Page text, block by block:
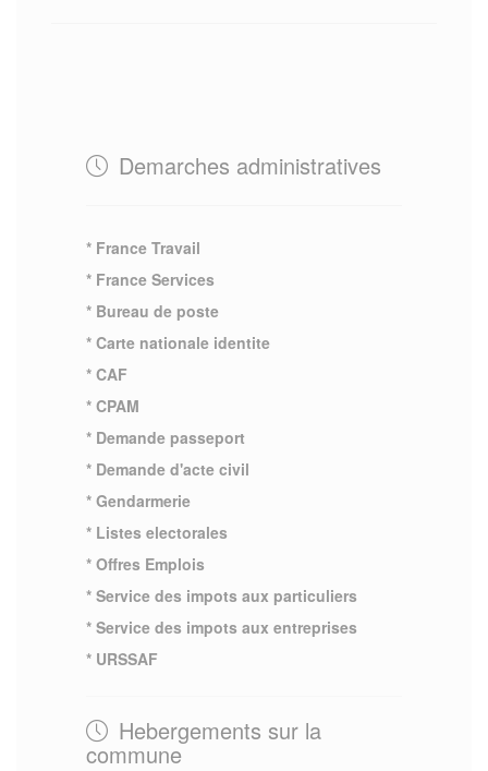
Demarches administratives
* France Travail
* France Services
* Bureau de poste
* Carte nationale identite
* CAF
* CPAM
* Demande passeport
* Demande d'acte civil
* Gendarmerie
* Listes electorales
* Offres Emplois
* Service des impots aux particuliers
* Service des impots aux entreprises
* URSSAF
Hebergements sur la
commune